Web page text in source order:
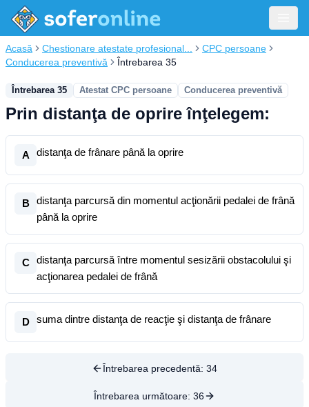
Acasă Chestionare atestate profesional...
CPC persoane
Conducerea preventivă
Întrebarea 35
Întrebarea 35 Atestat CPC persoane Conducerea preventivă
Prin distanţa de oprire înţelegem:
A distanţa de frânare până la oprire
B
distanţa parcursă din momentul acţionării pedalei de frână
până la oprire
C
distanţa parcursă între momentul sesizării obstacolului şi
acţionarea pedalei de frână
D suma dintre distanţa de reacţie şi distanţa de frânare
Întrebarea precedentă: 34
Întrebarea următoare: 36